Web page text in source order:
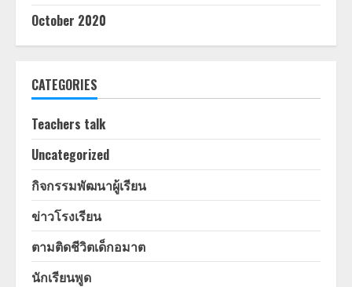
October 2020
CATEGORIES
Teachers talk
Uncategorized
กิจกรรมพัฒนาผู้เรียน
ข่าวโรงเรียน
ตามติดชีวิตเด็กอมาต
นักเรียนพูด